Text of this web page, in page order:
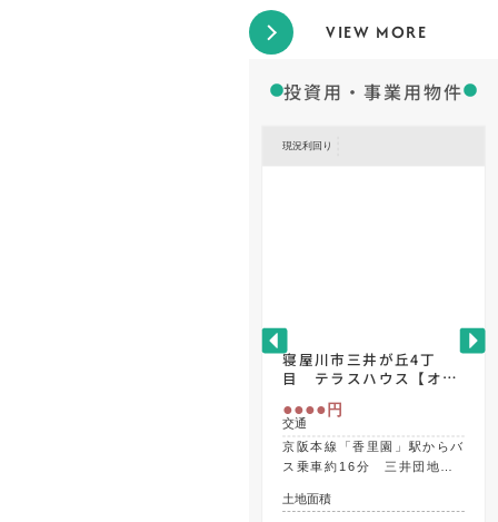
VIEW MORE
投資用・事業用物件
現況利回り
寝屋川市三井が丘4丁
目 テラスハウス【オー
●●●●円
交通
京阪本線「香里園」駅からバ
ス乗車約16分 三井団地バ
土地面積